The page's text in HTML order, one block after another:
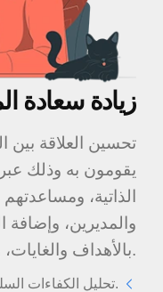
زيادة سعادة
تحسين العلاقة بين
يقومون به وذلك عبر
الذاتية،
والمديرين، وإضافة
بالأهداف والغايات، وتزودهم بفرص التطوير الذاتي.
تحليل الكفاءات السلوكية والفنية تحليلًا دقيقًا.